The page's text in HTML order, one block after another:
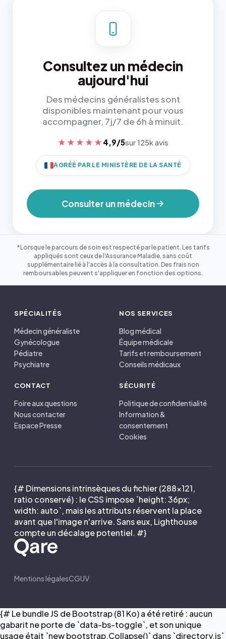
Consultez un médecin
aujourd'hui
Des médecins généralistes sont
disponibles maintenant pour vous
accompagner, 7j/7 de 6h à minuit.
★★★★★ 4,9/5sur 125k avis
AGRÉÉ PAR LE MINISTÈRE DE LA SANTÉ
Consulter un médecin
*Lorsque le parcours de soin est respecté par le patient. Les tarifs
appliqués sont ceux de l'Assurance Maladie, sans coût
supplémentaire lié à l'accès à la consultation. Des frais non
remboursables peuvent s'appliquer en fonction des options.
SPÉCIALITÉS
Médecin généraliste
Gynécologue
Pédiatre
Psychiatre
NOS SERVICES
Blog médical
Équipe médicale
Tarifs et remboursement
Conseils médicaux
CONTACT
Foire aux questions
Nous contacter
Espace Presse
SÉCURITÉ
Politique de confidentialité
Information &
consentement
Cookies
{# Dimensions intrinsèques du fichier (288×121,
ratio conservé) : le CSS impose `height: 36px;
width: auto`, mais les attributs réservent la place
avant que l'image n'arrive. Sans eux, Lighthouse
compte un décalage potentiel. #}
Mentions légalesCGUV
{# Le bundle JS de Bootstrap (81 Ko) a été retiré : aucun
gabarit ne porte de `data-bs-toggle`, et son unique
usage était `new bootstrap.Collapse()` dans `directory.js`